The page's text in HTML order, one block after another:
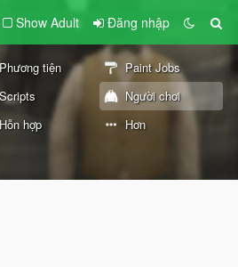
Show Adult Đăng nhập
Phương tiện
Paint Jobs
Scripts
Người chơi
Hỗn hợp Hơn